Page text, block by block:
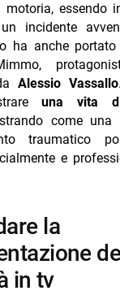
motoria, essendo
incidente
ha anche
Alessio Vassallo
una vita
come una
traumatico
e
in tv